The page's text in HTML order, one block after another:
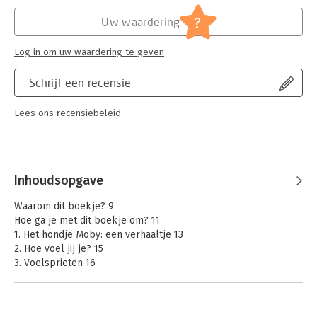
Schrijf een recensie
Lees ons recensiebeleid
Uw waardering ?
Log in om uw waardering te geven
Inhoudsopgave
Waarom dit boekje? 9
Hoe ga je met dit boekje om? 11
1. Het hondje Moby: een verhaaltje 13
2. Hoe voel jij je? 15
3. Voelsprieten 16